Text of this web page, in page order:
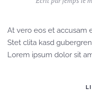
At vero eos et accusam
Stet clita kasd
Lorem ipsum dolor sit